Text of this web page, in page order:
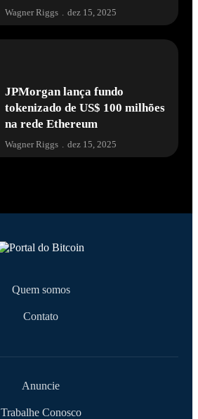
Wagner Riggs . dez 15, 2025
JPMorgan lança fundo
tokenizado de US$ 100 milhões
na rede Ethereum
Wagner Riggs dez 15, 2025
Quem somos
Contato
Anuncie
Trabalhe Conosco